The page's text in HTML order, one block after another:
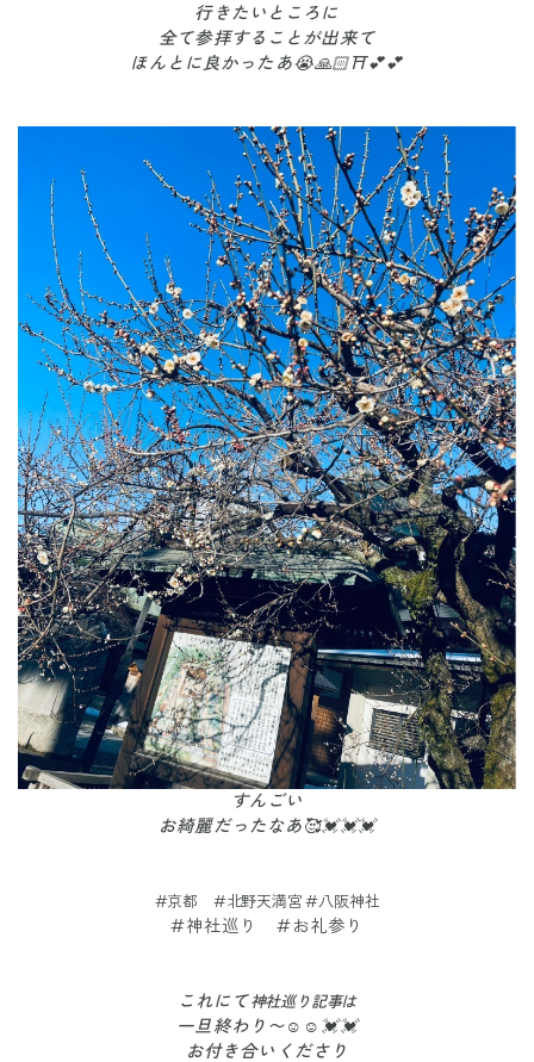
行きたいところに
全て参拝することが出来て
ほんとに良かったあ😭🙏🏻⛩💕💕
すんごい
お綺麗だったなあ🥰💓💓💓
#京都 #北野天満宮 #八阪神社
#神社巡り #お礼参り
これにて神社巡り記事は
一旦終わり〜☺️☺️💓💓
お付き合いくださり